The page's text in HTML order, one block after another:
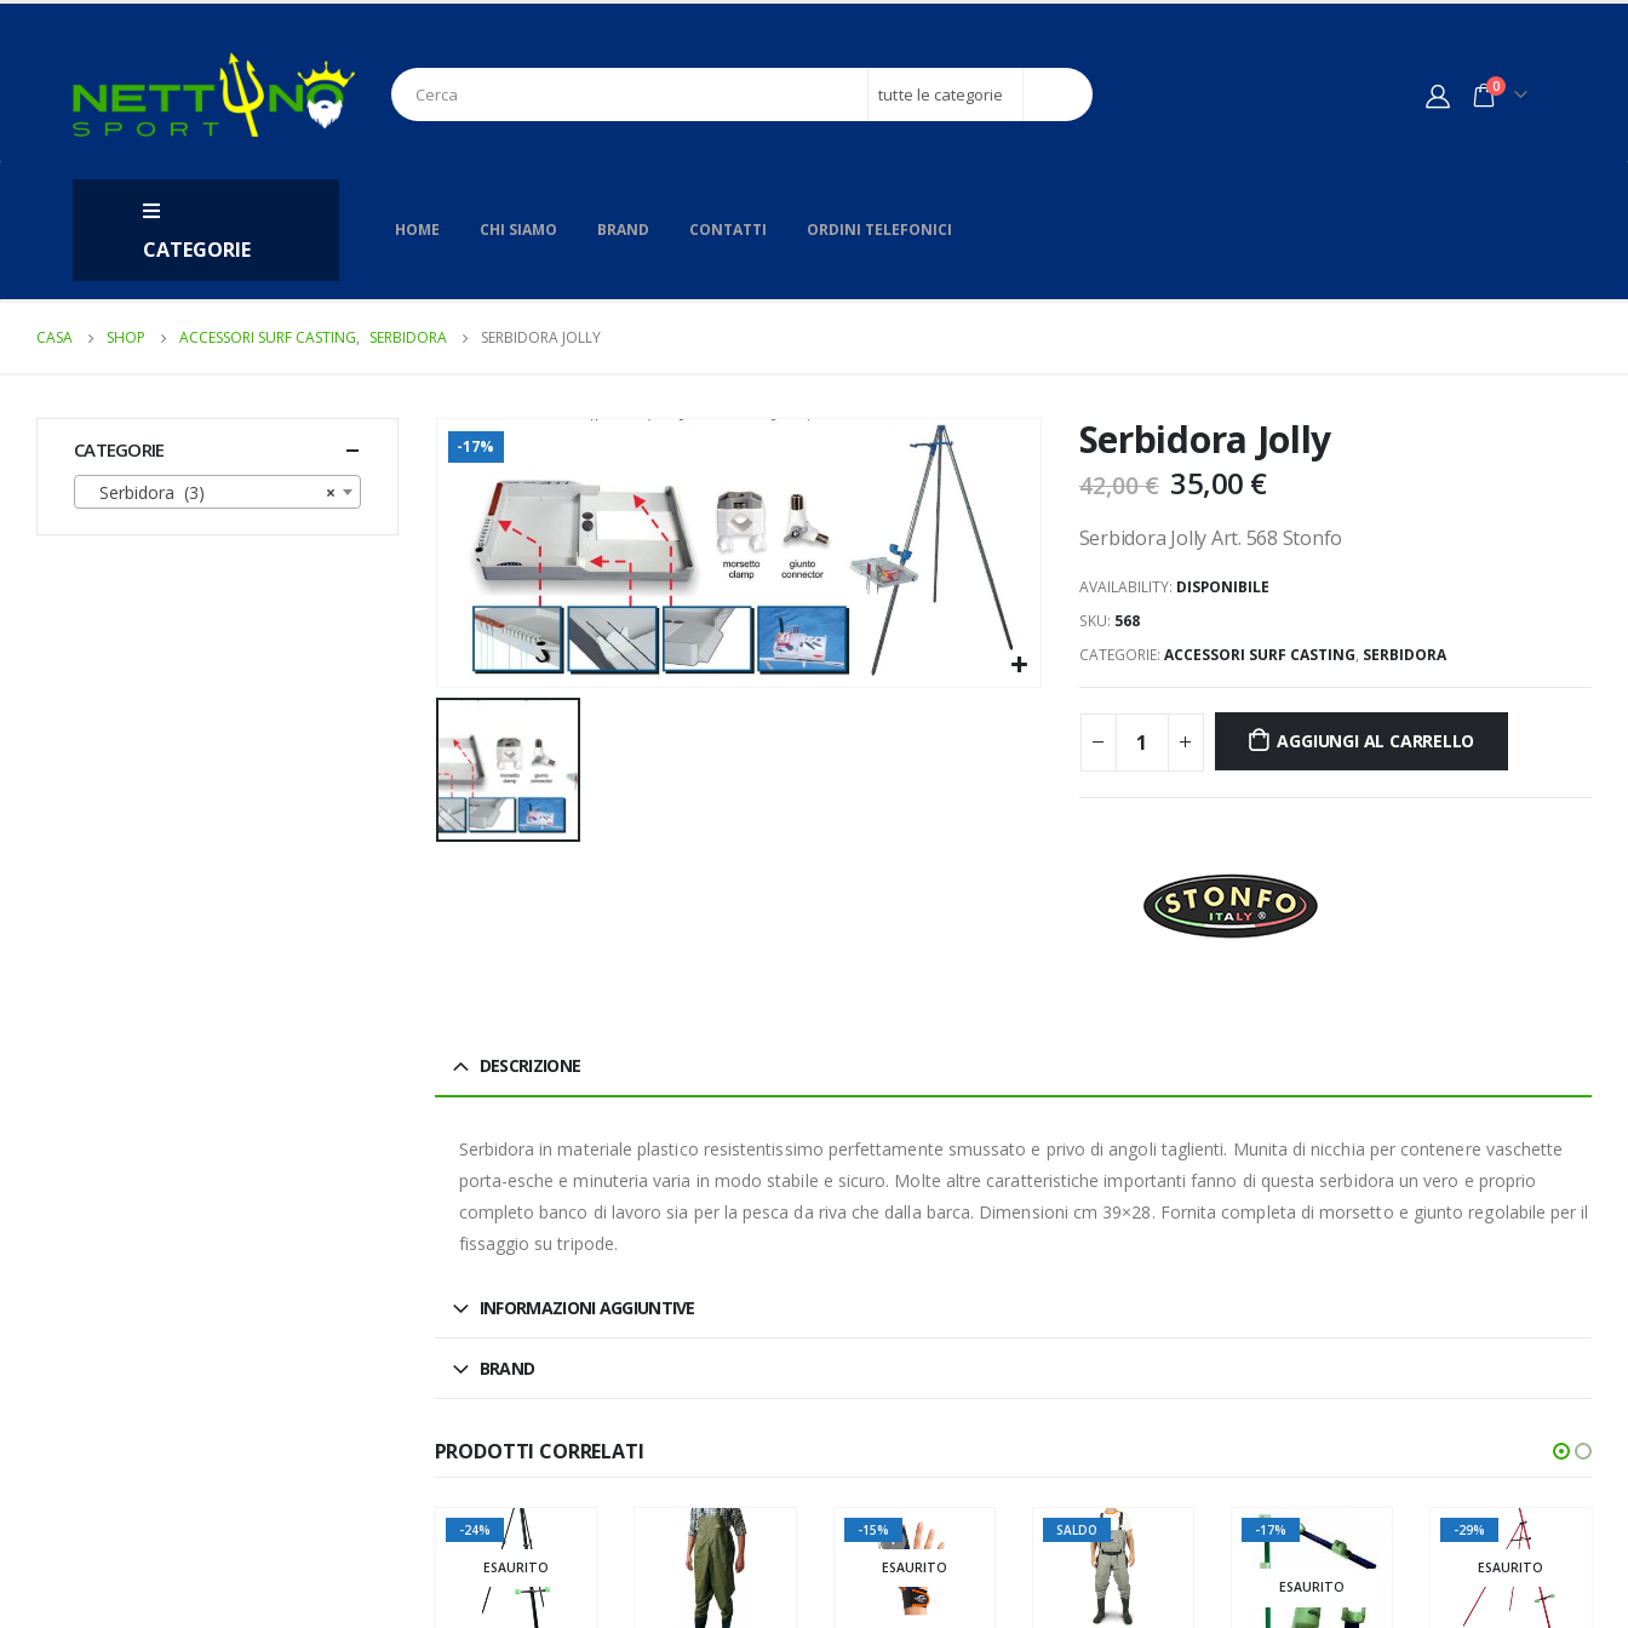
tutte le categorie 0
CATEGORIE
HOME CHI SIAMO BRAND CONTATTI ORDINI TELEFONICI
CASA SHOP ACCESSORI SURF CASTING, SERBIDORA SERBIDORA JOLLY
-17% Serbidora Jolly
42,00€ 35,00 €
Serbidora Jolly Art. 568 Stonfo
AVAILABILITY: DISPONIBILE
SKU: 568
CATEGORIE: ACCESSORI SURF CASTING, SERBIDORA
AGGIUNGI AL CARRELLO
DESCRIZIONE
Serbidora in materiale plastico resistentissimo perfettamente smussato e privo di angoli taglienti. Munita di nicchia per contenere vaschette
porta-esche e minuteria varia in modo stabile e sicuro. Molte altre caratteristiche importanti fanno di questa serbidora un vero e proprio
completo banco di lavoro sia per la pesca da riva che dalla barca. Dimensioni cm 39×28. Fornita completa di morsetto e giunto regolabile per il
fissaggio su tripode.
INFORMAZIONI AGGIUNTIVE
BRAND
PRODOTTI CORRELATI
-24%
ESAURITO
-15%
ESAURITO
SALDO -17%
ESAURITO
-29%
ESAURITO
CATEGORIE
×
Serbidora (3)